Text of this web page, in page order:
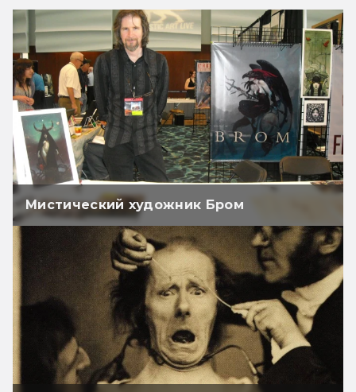
Мистический художник Бром